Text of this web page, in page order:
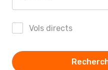
Vols directs